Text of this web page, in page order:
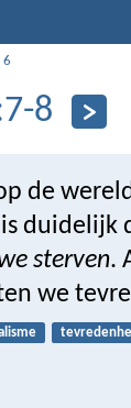
6
8
de
duidelijk
sterven.
we